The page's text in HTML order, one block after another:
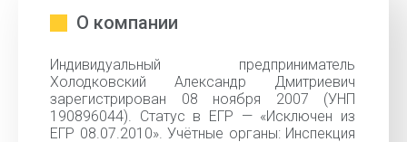
О компании
Индивидуальный предприниматель
Холодковский Александр Дмитриевич
зарегистрирован 08 ноября 2007 (УНП
190896044). Статус в ЕГР — «Исключен из
ЕГР 08.07.2010». Учётные органы: Инспекция